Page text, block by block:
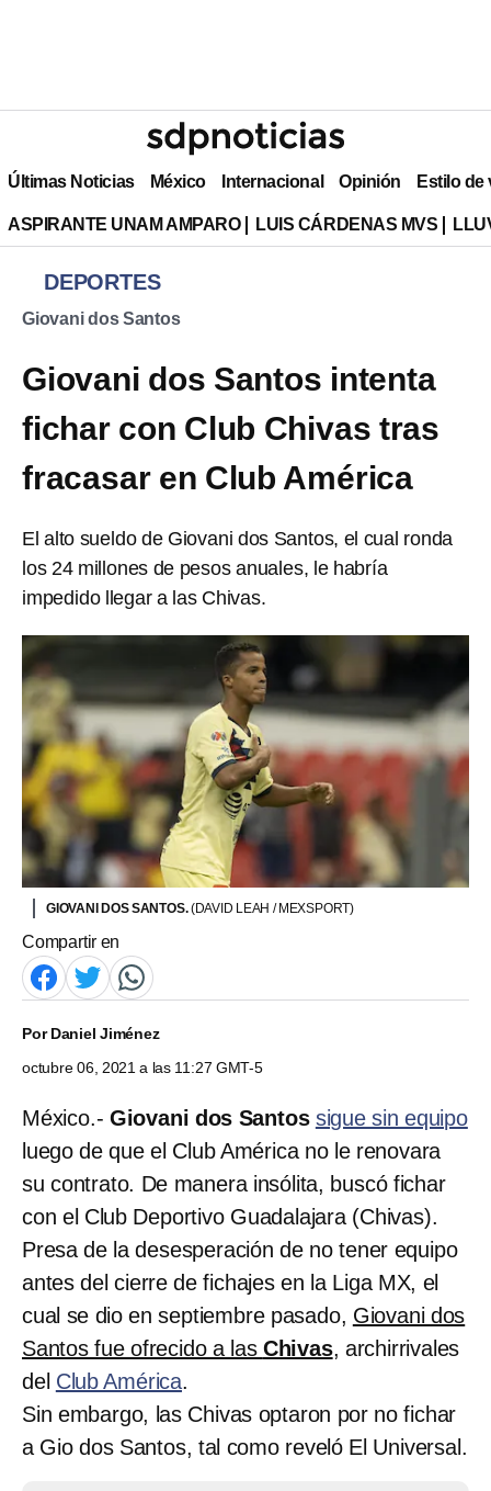
Últimas Noticias México Internacional Opinión Estilo de
ASPIRANTE UNAM AMPARO LUIS CÁRDENAS MVS
DEPORTES
Giovani dos Santos
Giovani dos Santos intenta
fichar con Club Chivas tras
fracasar en Club América
El alto sueldo de Giovani dos Santos, el cual ronda
los 24 millones de pesos anuales, le habría
impedido llegar a las Chivas.
GIOVANI DOS SANTOS.(DAVID LEAH / MEXSPORT)
Compartir en
PorDaniel Jiménez
octubre 06, 2021 a las 11:27 GMT-5
México.- Giovani dos Santos sigue sin equipo
luego de que el Club América no le renovara
su contrato. De manera insólita, buscó fichar
con el Club Deportivo Guadalajara (Chivas).
Presa de la desesperación de no tener equipo
antes del cierre de fichajes en la Liga MX, el
cual se dio en septiembre pasado, Giovani dos
Santos fue ofrecido a las Chivas, archirrivales
del Club América.
Sin embargo, las Chivas optaron por no fichar
a Gio dos Santos, tal como reveló El Universal.